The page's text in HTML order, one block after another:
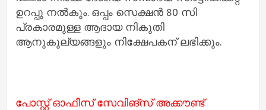
ഉറപ്പു നല്‍കും. ഒപ്പം സെക്ഷന്‍ 80 സി
പ്രകാരമുള്ള ആദായ നികുതി
ആനുകൂല്യങ്ങളും നിക്ഷേപകന് ലഭിക്കും.
പോസ്റ്റ് ഓഫീസ് സേവിങ്‌സ് അക്കൗണ്ട്